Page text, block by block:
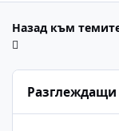
Назад към